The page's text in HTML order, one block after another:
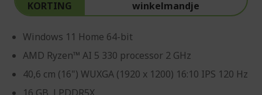
KORTING
winkelmandje
Windows 11 Home 64-bit
AMD Ryzen™ AI 5 330 processor 2 GHz
40,6 cm (16") WUXGA (1920 x 1200) 16:10 IPS 120 Hz